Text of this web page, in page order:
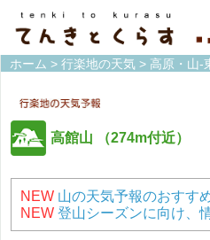
ホーム > 行楽地の天気 > 高原・山-
高館山 （274m付近）
NEW 山の天気予報のおすす
NEW 登山シーズンに向け、